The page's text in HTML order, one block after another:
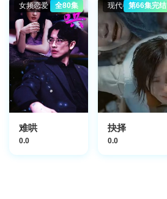
女频恋爱 全80集
难哄
0.0
现代都市第66集完结
抉择
0.0